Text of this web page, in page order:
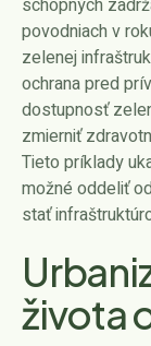
schopných
povodniach v
zelenej
ochrana pred
dostupnosť
zmierniť
Tieto príklady
možné oddeliť
stať
života